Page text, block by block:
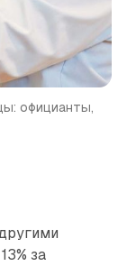
официанты,
за